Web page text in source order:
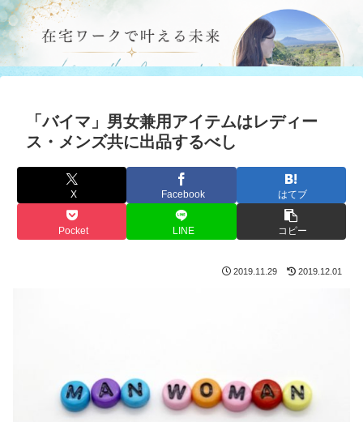
「バイマ」男女兼用アイテムはレディー
ス・メンズ共に出品するべし
X Facebook はてブ
Pocket LINE コピー
2019.11.29 2019.12.01